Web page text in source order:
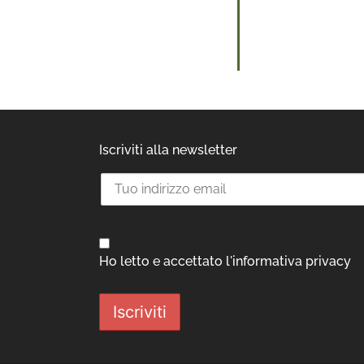
Iscriviti alla newsletter
Ho letto e accettato l'informativa privacy